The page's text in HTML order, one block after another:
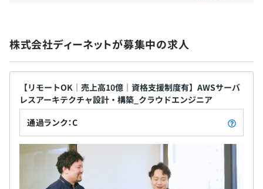
株式会社ディーネットが募集中の求人
【リモートOK｜売上高10億｜資格支援制度有】AWSサーバ
レスアーキテクチャ設計・構築_クラウドエンジニア
通過ランク：C